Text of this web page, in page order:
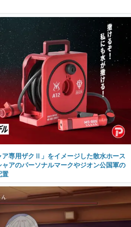
ア専用ザクⅡ」をイメージした散水ホース
アのパーソナルマークやジオン公国軍の
置